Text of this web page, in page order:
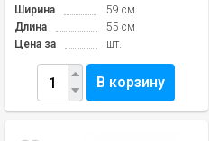
Ширина
59 см
Длина
55 см
Цена за
шт.
В корзину